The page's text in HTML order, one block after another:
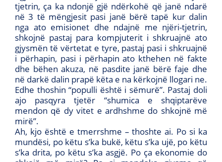
tjetrin, ça ka ndonjë gjë ndërkohë që janë ndarë
në 3 të mëngjesit pasi janë bërë tapë kur dalin
nga ato emisionet dhe ndajnë me njëri-tjetrin,
shkojnë pastaj para kompjuterit i shkruajnë ato
gjysmën të vërtetat e tyre, pastaj pasi i shkruajnë
i përhapin, pasi i përhapin ato kthehen në fakte
dhe bëhen akuza, në pasdite janë bërë faje dhe
në darkë dalin prapë këta e na kërkojnë llogari ne.
Edhe thoshin “populli është i sëmurë”. Pastaj doli
ajo pasqyra tjetër “shumica e shqiptarëve
mendon që dy vitet e ardhshme do shkojnë më
mirë”.
Ah, kjo është e tmerrshme – thoshte ai. Po si ka
mundësi, po këtu s’ka bukë, këtu s’ka ujë, po këtu
s’ka drita, po këtu s’ka asgjë. Po ça ekonomie do